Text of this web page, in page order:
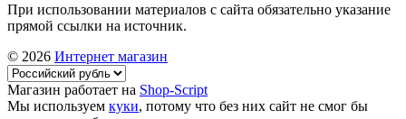
При использовании материалов с сайта обязательно указание
прямой ссылки на источник.
© 2026 Интернет магазин
Магазин работает на Shop-Script
Мы используем куки, потому что без них сайт не смог бы